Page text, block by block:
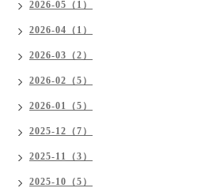
2026-05（1）
2026-04（1）
2026-03（2）
2026-02（5）
2026-01（5）
2025-12（7）
2025-11（3）
2025-10（5）